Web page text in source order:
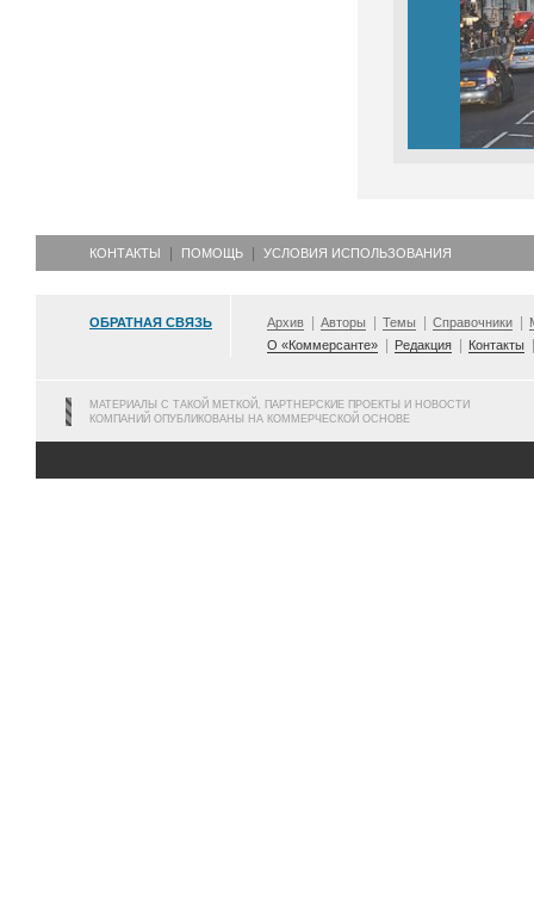
КОНТАКТЫ ПОМОЩЬ УСЛОВИЯ ИСПОЛЬЗОВАНИЯ
ОБРАТНАЯ СВЯЗЬ Архив Авторы Темы Справочники
О «Коммерсанте»
Редакция Контакты
МАТЕРИАЛЫ С ТАКОЙ МЕТКОЙ, ПАРТНЕРСКИЕ ПРОЕКТЫ И НОВОСТИ
КОМПАНИЙ ОПУБЛИКОВАНЫ НА КОММЕРЧЕСКОЙ ОСНОВЕ